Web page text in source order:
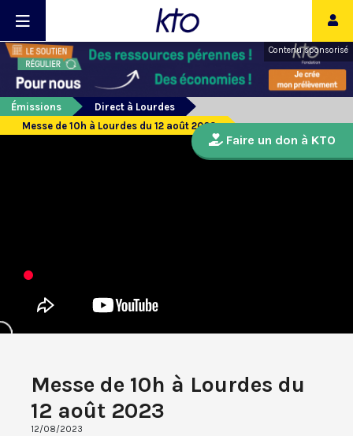
Contenu sponsorisé
Émissions
Direct à Lourdes
Messe de 10h à Lourdes du 12 août 2023
Messe de 10h à Lourdes du
12 août 2023
12/08/2023
Faire un don à KTO